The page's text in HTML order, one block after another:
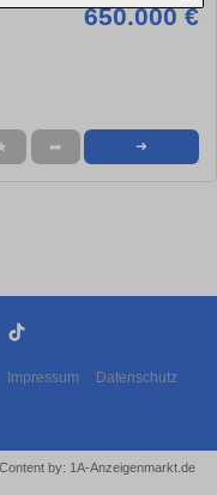
650.000 €
➦ ➜
Impressum Datenschutz
by: 1A-Anzeigenmarkt.de